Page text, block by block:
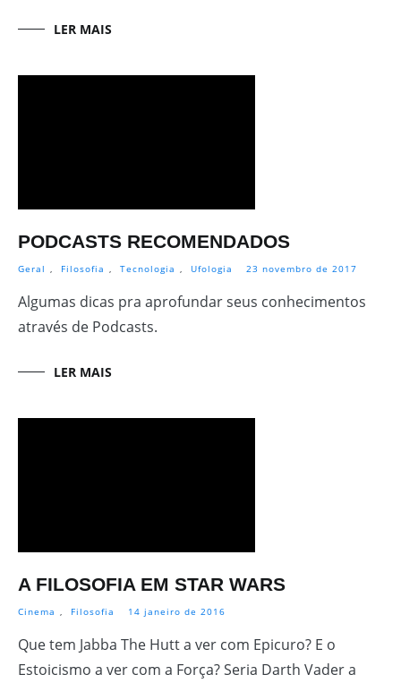
LER MAIS
PODCASTS RECOMENDADOS
Geral , Filosofia , Tecnologia , Ufologia 23 novembro de 2017
Algumas dicas pra aprofundar seus conhecimentos
através de Podcasts.
LER MAIS
A FILOSOFIA EM STAR WARS
Cinema , Filosofia 14 janeiro de 2016
Que tem Jabba The Hutt a ver com Epicuro? E o
Estoicismo a ver com a Força? Seria Darth Vader a